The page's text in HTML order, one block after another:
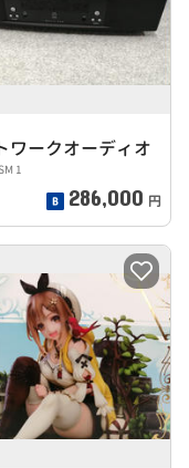
ワークオーディオ
1
286,000 円